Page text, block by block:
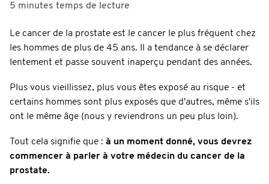
5 minutes temps de lecture
Le cancer de la prostate est le cancer le plus fréquent chez
les hommes de plus de 45 ans. Il a tendance à se déclarer
lentement et passe souvent inaperçu pendant des années.
Plus vous vieillissez, plus vous êtes exposé au risque - et
certains hommes sont plus exposés que d'autres, même s'ils
ont le même âge (nous y reviendrons un peu plus loin).
Tout cela signifie que : à un moment donné, vous devrez
commencer à parler à votre médecin du cancer de la
prostate.